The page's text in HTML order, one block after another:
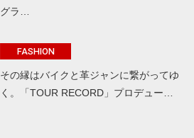
グラ…
FASHION
その縁はバイクと革ジャンに繋がってゆ
く。「TOUR RECORD」プロデュー…